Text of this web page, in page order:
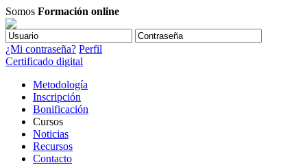
Somos Formación online
¿Mi contraseña? Perfil
Certificado digital
Metodología
Inscripción
Bonificación
Cursos
Noticias
Recursos
Contacto